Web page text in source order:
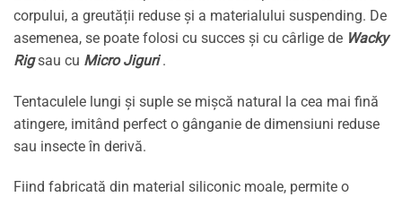
corpului, a greutății reduse și a materialului suspending. De
asemenea, se poate folosi cu succes și cu cârlige de Wacky
Rigsau cu Micro Jiguri.
Tentaculele lungi și suple se mișcă natural la cea mai fină
atingere, imitând perfect o gânganie de dimensiuni reduse
sau insecte în derivă.
Fiind fabricată din material siliconic moale, permite o